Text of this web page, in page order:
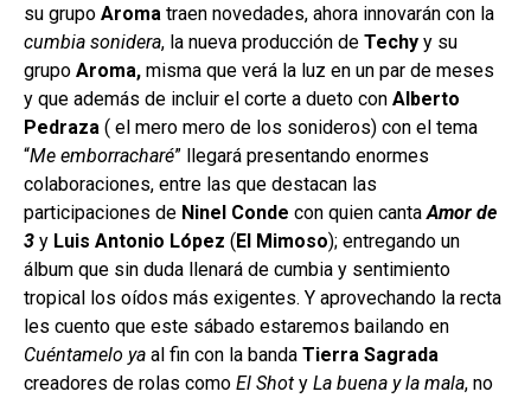
su grupo Aroma traen novedades, ahora innovarán con la
cumbia sonidera, la nueva producción de Techy y su
grupo Aroma, misma que verá la luz en un par de meses
y que además de incluir el corte a dueto con Alberto
Pedraza ( el mero mero de los sonideros) con el tema
“Me emborracharé” llegará presentando enormes
colaboraciones, entre las que destacan las
participaciones de Ninel Conde con quien canta Amor de
3 y Luis Antonio López (El Mimoso); entregando un
álbum que sin duda llenará de cumbia y sentimiento
tropical los oídos más exigentes. Y aprovechando la recta
les cuento que este sábado estaremos bailando en
Cuéntamelo ya al fin con la banda Tierra Sagrada
creadores de rolas como El Shot y La buena y la mala, no